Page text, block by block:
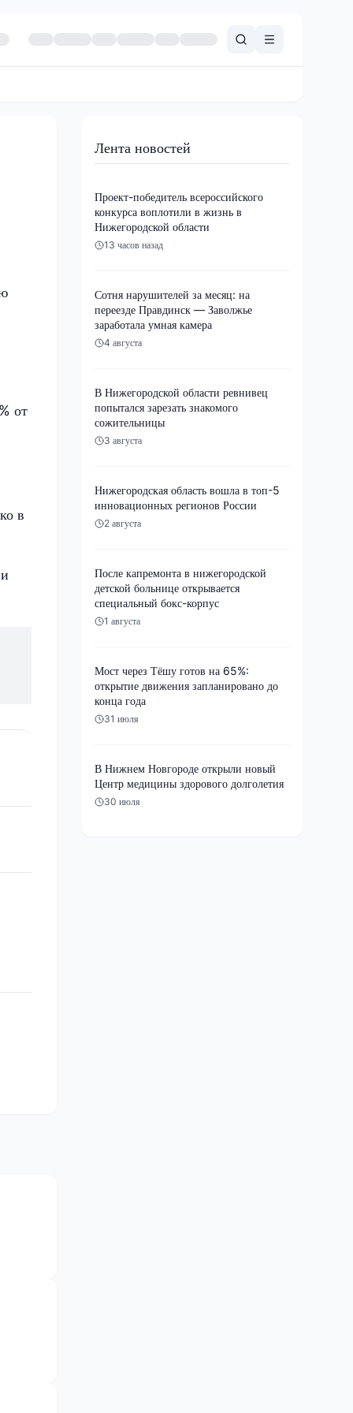
от
в
Лента новостей
Проект-победитель всероссийского
конкурса воплотили в жизнь в
Нижегородской области
13 часов назад
Сотня нарушителей за месяц: на
переезде Правдинск — Заволжье
заработала умная камера
4 августа
В Нижегородской области ревнивец
попытался зарезать знакомого
сожительницы
3 августа
Нижегородская область вошла в топ-5
инновационных регионов России
2 августа
После капремонта в нижегородской
детской больнице открывается
специальный бокс-корпус
1 августа
Мост через Тёшу готов на 65%:
открытие движения запланировано до
конца года
31 июля
В Нижнем Новгороде открыли новый
Центр медицины здорового долголетия
30 июля